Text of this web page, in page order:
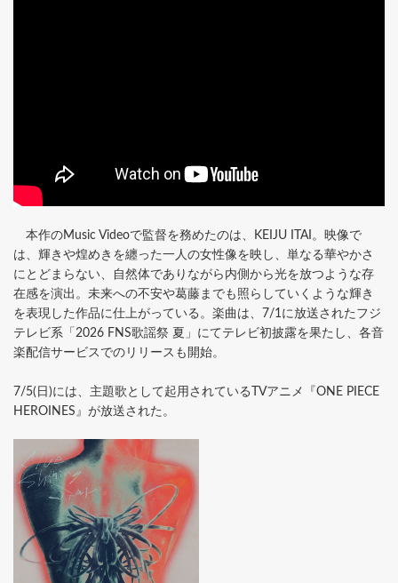
本作のMusic Videoで監督を務めたのは、KEIJU ITAI。映像で
は、輝きや煌めきを纏った一人の女性像を映し、単なる華やかさ
にとどまらない、自然体でありながら内側から光を放つような存
在感を演出。未来への不安や葛藤までも照らしていくような輝き
を表現した作品に仕上がっている。楽曲は、7/1に放送されたフジ
テレビ系「2026 FNS歌謡祭 夏」にてテレビ初披露を果たし、各音
楽配信サービスでのリリースも開始。
7/5(日)には、主題歌として起用されているTVアニメ『ONE PIECE
HEROINES』が放送された。